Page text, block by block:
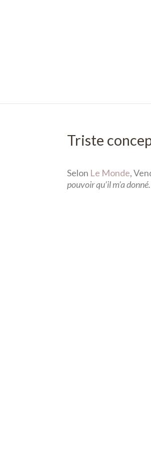
Triste
Selon Le Monde,
pouvoir qu’il m’a